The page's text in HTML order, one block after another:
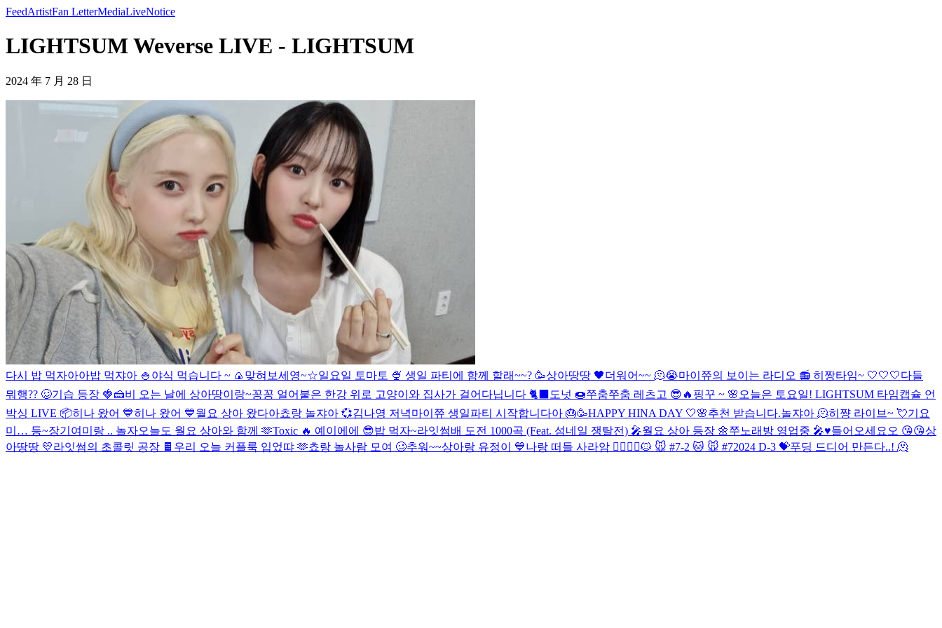
FeedArtistFan LetterMediaLiveNotice
LIGHTSUM Weverse LIVE - LIGHTSUM
2024 年 7 月 28 日
다시 밥 먹자아아밥 먹쟈아 🍚 야식 먹습니다 ~ 🍙 맞혀보세영~☆일요일 토마토 🍨 생일 파티에 함께 할래~~? 🥳상아땅땅 🖤더워어~~ 🫠😭마이쮸의 보이는 라디오 📻 히짱타임~ 🤍🤍🤍다들
뭐행?? 🥴기습 등장 🍓🍰비 오는 날에 상아땅이랑~꽁꽁 얼어붙은 한강 위로 고양이와 집사가 걸어다닙니다 🐈‍⬛️ 도넛 🍩쭈춤쭈춤 레츠고 😎🔥 핑꾸 ~ 🌸 오늘은 토요일! LIGHTSUM 타임캡슐 언
박싱 LIVE 📦히나 왔어 💙히나 왔어 💙월요 상아 왔다아쵸랑 놀쟈아 💞김나영 저녁마이쮸 생일파티 시작합니다아 🎂🥳HAPPY HINA DAY 🤍🌸추천 받습니다.놀쟈아 🫠히쨩 라이브~ 💘기요
미… 등~장기여미랑 .. 놀자오늘도 월요 상아와 함께 🫶Toxic 🔥 예이에에 😎밥 먹자~라잇썸배 도전 1000곡 (Feat. 섬네일 쟁탈전) 🎤월요 상아 등장 🌼쭈노래방 영업중 🎤♥️들어오세요오 😘😘상
아땅땅 💛라잇썸의 초콜릿 공장 🍫 우리 오늘 커플룩 입었땨 🫶쵸랑 놀사람 모여 🥴추워~~상아랑 유정이 💙나랑 떠들 사라암 🙆‍♀️🙆‍♂️🐱 🐭 #7-2 🐱 🐭 #72024 D-3 💝푸딩 드디어 만든다..! 🫠